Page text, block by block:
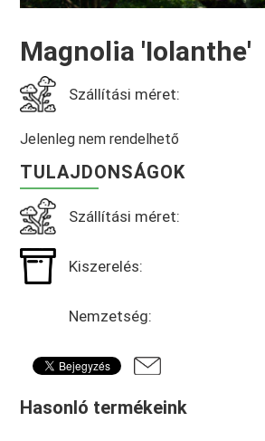
Magnolia 'Iolanthe'
Szállítási méret:
Jelenleg nem rendelhető
TULAJDONSÁGOK
Szállítási méret:
Kiszerelés:
Nemzetség:
Hasonló termékeink